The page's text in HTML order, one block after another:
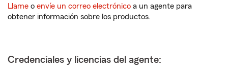
Llame o envíe un correo electrónico a un agente para
obtener información sobre los productos.
Credenciales y licencias del agente: